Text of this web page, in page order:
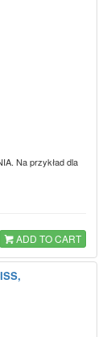
Na przykład dla
ADD TO CART